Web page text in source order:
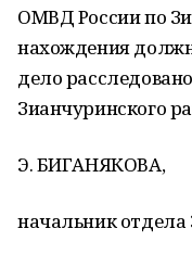
ОМВД России по
нахождения
дело
Зианчуринского
Э. БИГАНЯКОВА,
начальник отдела